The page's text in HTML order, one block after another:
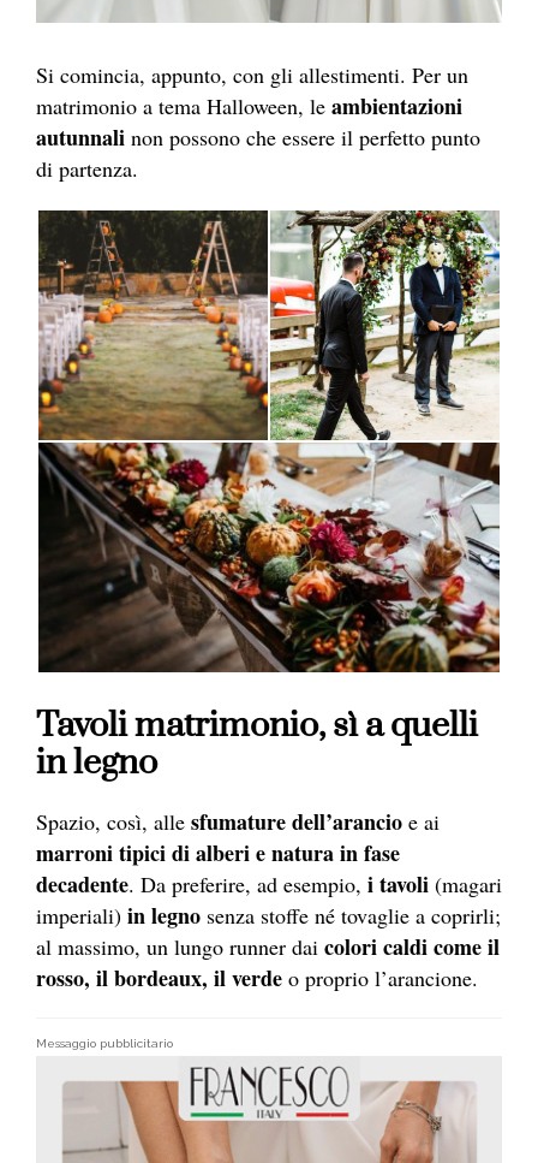
Si comincia, appunto, con gli allestimenti. Per un
matrimonio a tema Halloween, le ambientazioni
autunnali non possono che essere il perfetto punto
di partenza.
Tavoli matrimonio, sì a quelli
in legno
Spazio, così, alle sfumature dell’arancio e ai
marroni tipici di alberi e natura in fase
decadente. Da preferire, ad esempio, i tavoli (magari
imperiali) in legno senza stoffe né tovaglie a coprirli;
al massimo, un lungo runner dai colori caldi come il
rosso, il bordeaux, il verde o proprio l’arancione.
Messaggio pubblicitario